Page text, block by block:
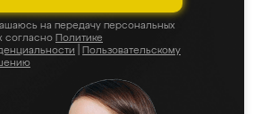
на передачу персональных
согласно Политике
Пользовательскому